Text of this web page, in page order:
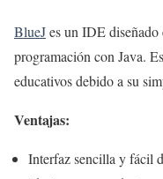
BlueJes un IDE diseñado
programación con Java.
educativos debido a su
Ventajas:
Interfaz sencilla y fácil